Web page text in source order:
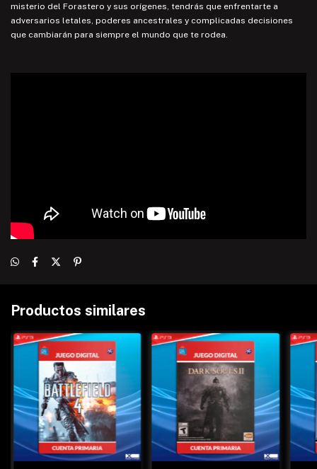
misterio del Forastero y sus orígenes, tendrás que enfrentarte a
adversarios letales, poderes ancestrales y complicadas decisiones
que cambiarán para siempre el mundo que te rodea.
Productos similares